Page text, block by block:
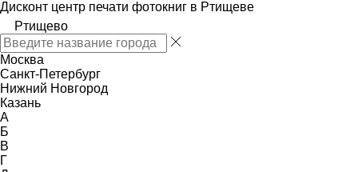
Дисконт центр печати фотокниг в Ртищеве
Ртищево
Москва
Санкт-Петербург
Нижний Новгород
Казань
А
Б
В
Г